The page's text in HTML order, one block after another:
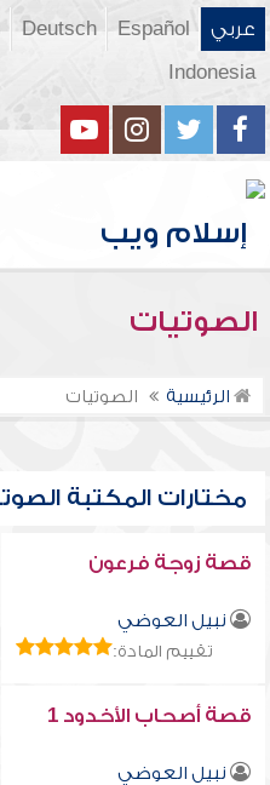
عربي Español
Deutsch
Indonesia
الصوتيات
الرئيسية الصوتيات
مختارات المكتبة
قصة زوجة فرعون
نبيل العوضي
تقييم المادة:
قصة أصحاب الأخدود 1
نبيل العوضي